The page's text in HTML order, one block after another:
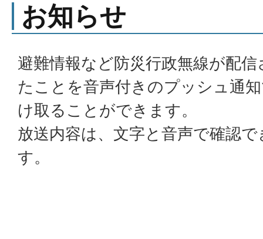
お知らせ
避難情報など防災行政無線が配信
たことを音声付きのプッシュ通
け取ることができます。
放送内容は、文字と音声で確認で
す。